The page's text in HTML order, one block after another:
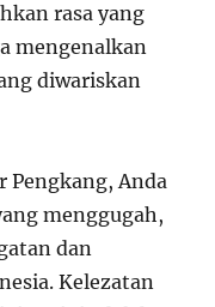
rasa yang
mengenalkan
diwariskan
Pengkang, Anda
menggugah,
dan
Kelezatan